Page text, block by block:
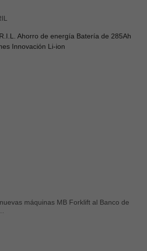
Ahorro de energía Batería de 285Ah
Innovación Li-ion
máquinas MB Forklift al Banco de